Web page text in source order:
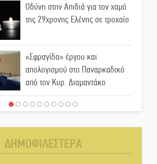
Οδύνη στην Απιδιά για τον χαμό
της 29χρονης Ελένης σε τροχαίο
«Σφραγίδα» έργου και
απολογισμού στο Παναρκαδικό
από τον Κυρ. Διαμαντάκο
Μια «χρυσή» ελαιοκομική
Εκδηλώσεις του ΚΚΕ Λακωνίας
ΔΗΜΟΦΙΛΕΣΤΕΡΑ